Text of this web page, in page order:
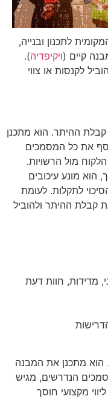
לתכנון ובנייה,
קיים (ויקיפדיה).
לקנסות או צווי
ההיתר. הוא מתכנן
את כל המסמכים
מול הרשויות.
הוא מונע עיכובים
לתקלות. לעומת
קבלת ההיתר ולהוביל
מדידות, חוות דעת
הוא מתכנן את המבנה
הנדרשים, מגיש
מקצועי חוסך